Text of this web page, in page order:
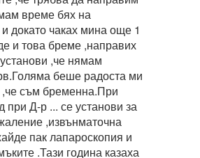
време бях на
докато чаках мина още 1
и това бреме ,направих
,че нямам
беше радоста ми
,че съм бременна.При
при Д-р ... се установи за
,извънматочна
пак лапароскопия и
.Тази година казаха